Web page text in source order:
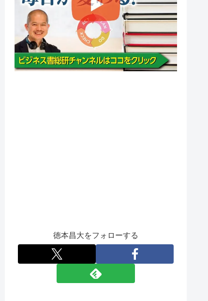
徳本昌大をフォローする